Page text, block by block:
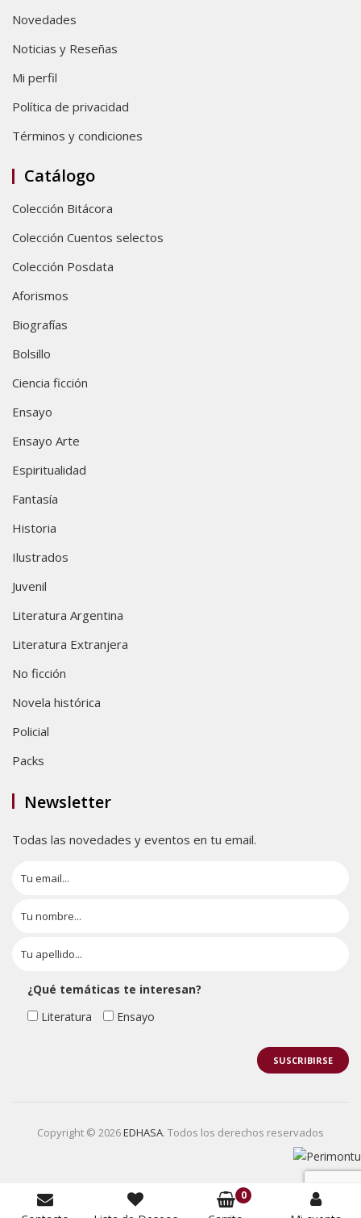
Novedades
Noticias y Reseñas
Mi perfil
Política de privacidad
Términos y condiciones
Catálogo
Colección Bitácora
Colección Cuentos selectos
Colección Posdata
Aforismos
Biografías
Bolsillo
Ciencia ficción
Ensayo
Ensayo Arte
Espiritualidad
Fantasía
Historia
Ilustrados
Juvenil
Literatura Argentina
Literatura Extranjera
No ficción
Novela histórica
Policial
Packs
Newsletter
Todas las novedades y eventos en tu email.
¿Qué temáticas te interesan?
Literatura
Ensayo
Copyright © 2026EDHASA. Todos los derechos reservados
0